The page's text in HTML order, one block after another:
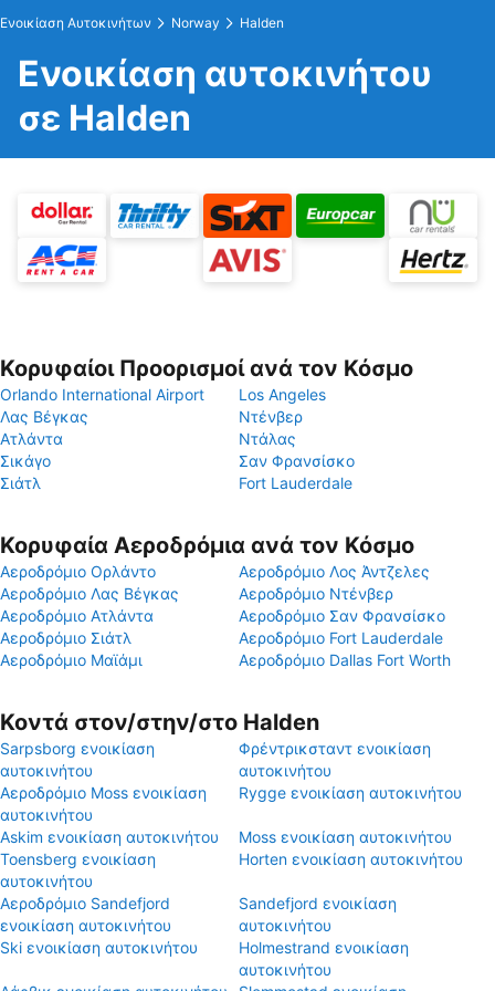
Ενοικίαση Αυτοκινήτων Norway Halden
Ενοικίαση αυτοκινήτου
σε Halden
Κορυφαίοι Προορισμοί ανά τον Κόσμο
Orlando International Airport
Los Angeles
Λας Βέγκας
Ντένβερ
Ατλάντα
Ντάλας
Σικάγο
Σαν Φρανσίσκο
Σιάτλ
Fort Lauderdale
Κορυφαία Αεροδρόμια ανά τον Κόσμο
Αεροδρόμιο Ορλάντο
Αεροδρόμιο Λος Άντζελες
Αεροδρόμιο Λας Βέγκας
Αεροδρόμιο Ντένβερ
Αεροδρόμιο Ατλάντα
Αεροδρόμιο Σαν Φρανσίσκο
Αεροδρόμιο Σιάτλ
Αεροδρόμιο Fort Lauderdale
Αεροδρόμιο Μαϊάμι
Αεροδρόμιο Dallas Fort Worth
Κοντά στον/στην/στο Halden
Sarpsborg ενοικίαση
αυτοκινήτου
Φρέντρικσταντ ενοικίαση
αυτοκινήτου
Αεροδρόμιο Moss ενοικίαση
αυτοκινήτου
Rygge ενοικίαση αυτοκινήτου
Askim ενοικίαση αυτοκινήτου
Moss ενοικίαση αυτοκινήτου
Toensberg ενοικίαση
αυτοκινήτου
Horten ενοικίαση αυτοκινήτου
Αεροδρόμιο Sandefjord
ενοικίαση αυτοκινήτου
Sandefjord ενοικίαση
αυτοκινήτου
Ski ενοικίαση αυτοκινήτου
Holmestrand ενοικίαση
αυτοκινήτου